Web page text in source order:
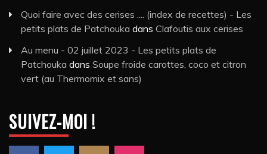
Quoi faire avec des cerises .... (index de recettes) - Les
petits plats de Patchouka dans Clafoutis aux cerises
Au menu - 02 juillet 2023 - Les petits plats de
Patchouka dans Soupe froide carottes, coco et citron
vert (au Thermomix et sans)
SUIVEZ-MOI !